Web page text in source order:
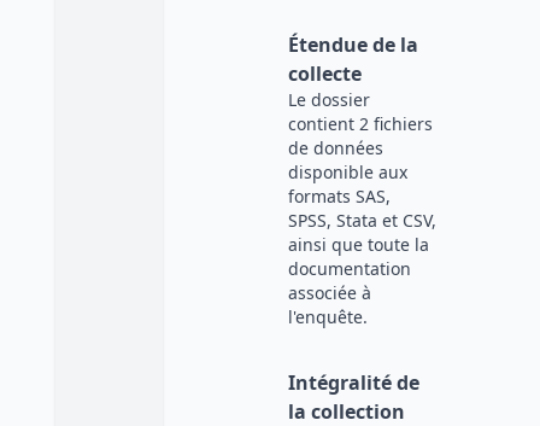
Étendue de la
collecte
Le dossier
contient 2 fichiers
de données
disponible aux
formats SAS,
SPSS, Stata et CSV,
ainsi que toute la
documentation
associée à
l'enquête.
Intégralité de
la collection